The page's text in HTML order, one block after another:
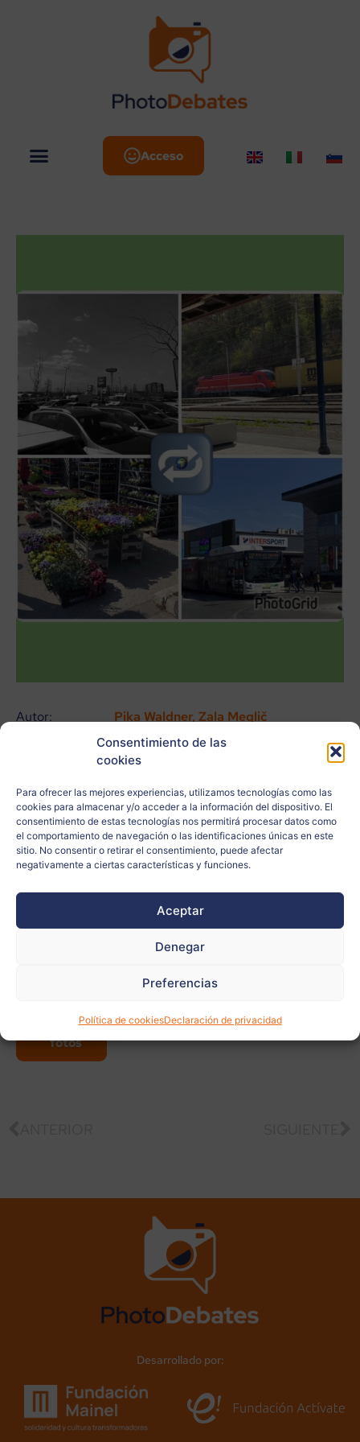
Consentimiento de las
cookies
Para ofrecer las mejores experiencias, utilizamos tecnologías como las
cookies para almacenar y/o acceder a la información del dispositivo. El
consentimiento de estas tecnologías nos permitirá procesar datos como
el comportamiento de navegación o las identificaciones únicas en este
sitio. No consentir o retirar el consentimiento, puede afectar
negativamente a ciertas características y funciones.
Aceptar
Denegar
Preferencias
Política de cookiesDeclaración de privacidad
Acceso
Autor: Pika Waldner, Zala Meglič
Centro escolar: Gimnazija Kranj
Edad: 17
Ciudad: Kranj
País: Eslovenia
Relacionado
Katarina Lovenjak
más
fotos
Desarrollado por: